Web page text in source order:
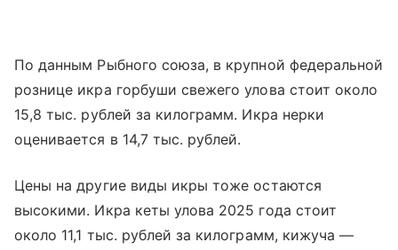
По данным Рыбного союза, в крупной федеральной
рознице икра горбуши свежего улова стоит около
15,8 тыс. рублей за килограмм. Икра нерки
оценивается в 14,7 тыс. рублей.
Цены на другие виды икры тоже остаются
высокими. Икра кеты улова 2025 года стоит
около 11,1 тыс. рублей за килограмм, кижуча —